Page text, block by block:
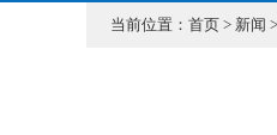
当前位置： 首页 > 新闻 >